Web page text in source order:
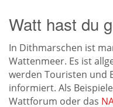
Watt hast du
In Dithmarschen ist
Wattenmeer. Es ist
werden Touristen und
informiert. Als
Wattforum oder das